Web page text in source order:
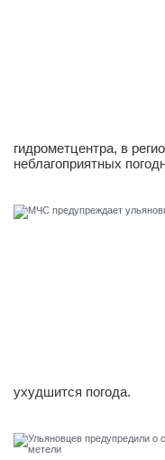
гидрометцентра, в
неблагоприятных
ухудшится погода.